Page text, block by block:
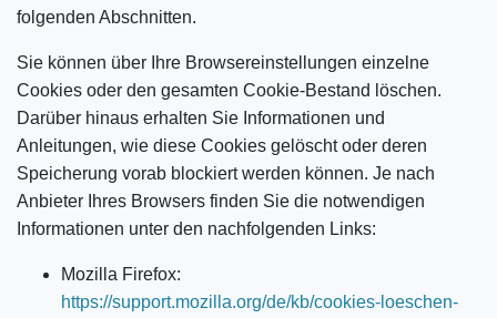
folgenden Abschnitten.
Sie können über Ihre Browsereinstellungen einzelne
Cookies oder den gesamten Cookie-Bestand löschen.
Darüber hinaus erhalten Sie Informationen und
Anleitungen, wie diese Cookies gelöscht oder deren
Speicherung vorab blockiert werden können. Je nach
Anbieter Ihres Browsers finden Sie die notwendigen
Informationen unter den nachfolgenden Links:
Mozilla Firefox:
https://support.mozilla.org/de/kb/cookies-loeschen-